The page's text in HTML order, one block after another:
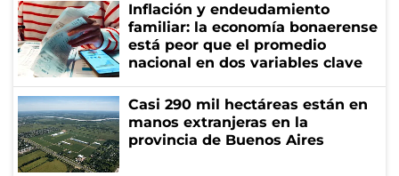
Inflación y endeudamiento
familiar: la economía bonaerense
está peor que el promedio
nacional en dos variables clave
Casi 290 mil hectáreas están en
manos extranjeras en la
provincia de Buenos Aires